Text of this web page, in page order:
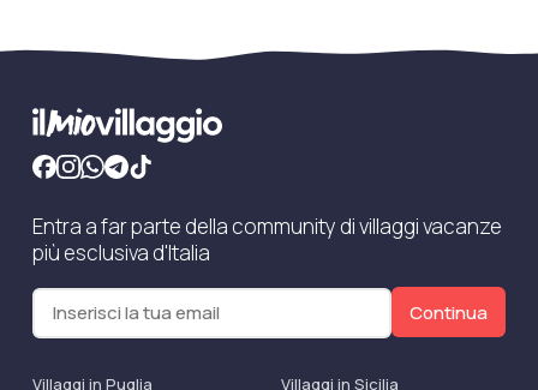
Entra a far parte della community di villaggi vacanze
più esclusiva d'Italia
Continua
Villaggi in Puglia Villaggi in Sicilia